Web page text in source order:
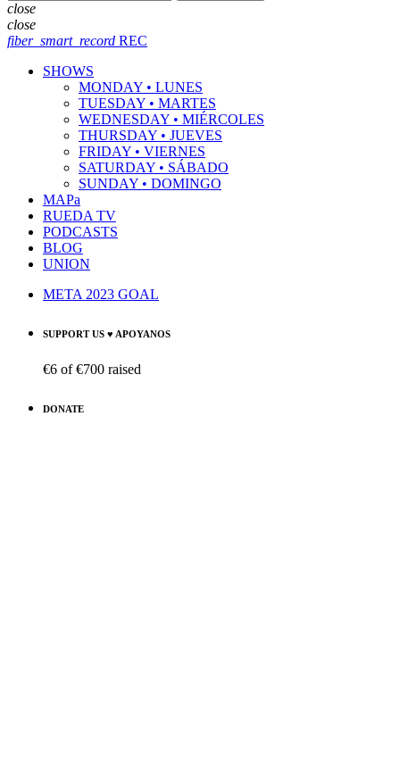
close
close
fiber_smart_record REC
SHOWS
MONDAY • LUNES
TUESDAY • MARTES
WEDNESDAY • MIÉRCOLES
THURSDAY • JUEVES
FRIDAY • VIERNES
SATURDAY • SÁBADO
SUNDAY • DOMINGO
MAPa
RUEDA TV
PODCASTS
BLOG
UNION
META 2023 GOAL
SUPPORT US ♥ APOYANOS
€6 of€700 raised
DONATE